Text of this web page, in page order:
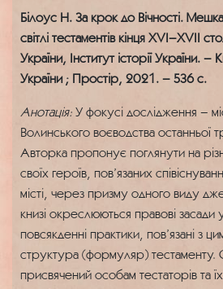
Білоус Н. За крок до Вічності.
світлі тестаментів кінця XVI–XVII
України, Інститут історії України. –
України ; Простір, 2021. – 536 с.
Анотація: У фокусі дослідження –
Волинського воєводства останньої
Авторка пропонує поглянути на
своїх героїв, пов’язаних
місті, через призму одного виду
книзі окреслюються правові засади
повсякденні практики, пов’язані з
структура (формуляр) тестаменту.
присвячений особам тестаторів та